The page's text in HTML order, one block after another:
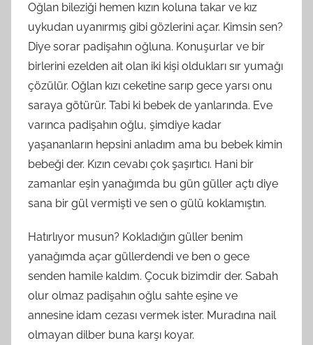
Oğlan bileziği hemen kızın koluna takar ve kız
uykudan uyanırmış gibi gözlerini açar. Kimsin sen?
Diye sorar padişahın oğluna. Konuşurlar ve bir
birlerini ezelden ait olan iki kişi oldukları sır yumağı
çözülür. Oğlan kızı ceketine sarıp gece yarsı onu
saraya götürür. Tabi ki bebek de yanlarında. Eve
varınca padişahın oğlu, şimdiye kadar
yaşananların hepsini anladım ama bu bebek kimin
bebeği der. Kızın cevabı çok şaşırtıcı. Hani bir
zamanlar eşin yanağımda bu gün güller açtı diye
sana bir gül vermişti ve sen o gülü koklamıştın.
Hatırlıyor musun? Kokladığın güller benim
yanağımda açar güllerdendi ve ben o gece
senden hamile kaldım. Çocuk bizimdir der. Sabah
olur olmaz padişahın oğlu sahte eşine ve
annesine idam cezası vermek ister. Muradına nail
olmayan dilber buna karşı koyar.